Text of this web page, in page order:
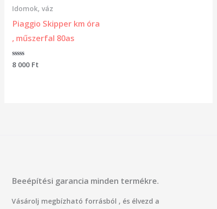
Idomok, váz
Piaggio Skipper km óra
, műszerfal 80as
Értékelés:
0
8 000 Ft
Beeépítési garancia minden termékre.
Vásárolj megbízható forrásból , és élvezd a